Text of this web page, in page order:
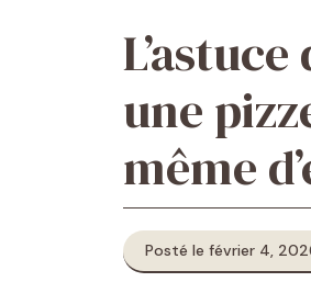
une
même
Posté le février 4,